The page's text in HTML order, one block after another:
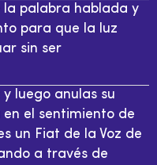
la palabra hablada y
para que la luz
sin ser
luego anulas su
el sentimiento de
un Fiat de la Voz de
a través de